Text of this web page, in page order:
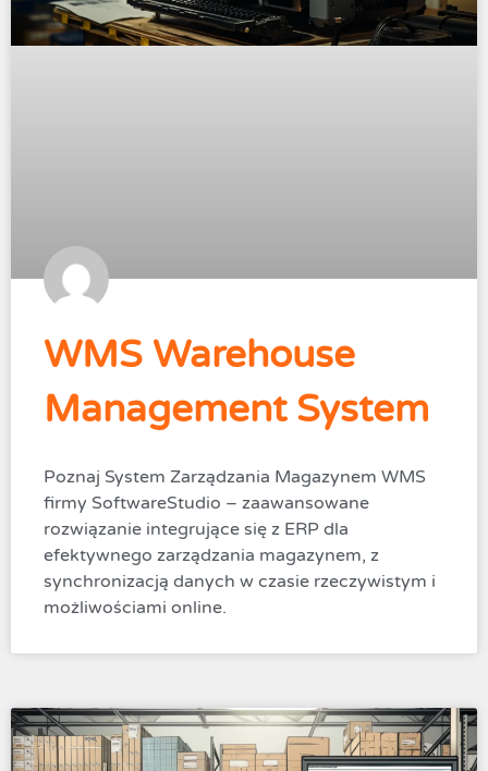
WMS Warehouse
Management System
Poznaj System Zarządzania Magazynem WMS
firmy SoftwareStudio – zaawansowane
rozwiązanie integrujące się z ERP dla
efektywnego zarządzania magazynem, z
synchronizacją danych w czasie rzeczywistym i
możliwościami online.